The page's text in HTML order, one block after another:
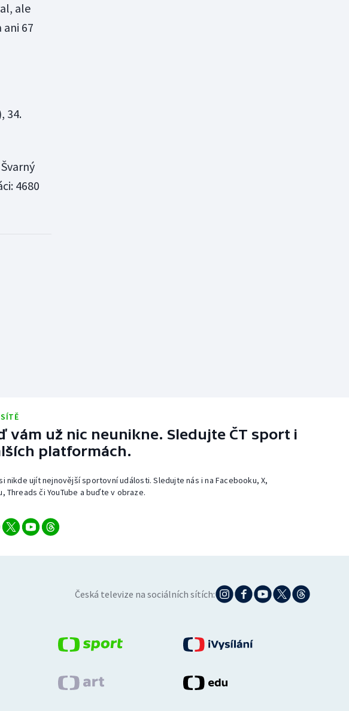
ale
67
34.
4680
vám už nic neunikne. Sledujte ČT sport i
platformách.
nikde ujít nejnovější sportovní události. Sledujte nás i na Facebooku, X,
Threads či YouTube a buďte v obraze.
Česká televize na sociálních sítích: